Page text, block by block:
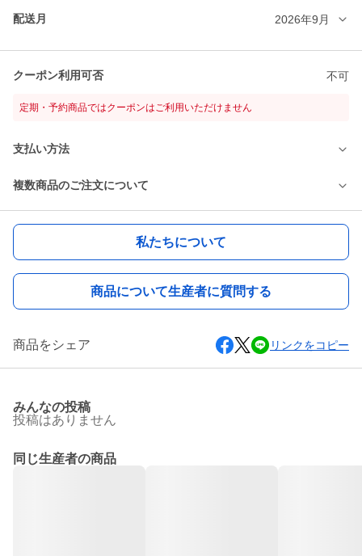
配送月 2026年9月
クーポン利用可否 不可
定期・予約商品ではクーポンはご利用いただけません
支払い方法
複数商品のご注文について
私たちについて
商品について生産者に質問する
商品をシェア リンクをコピー
みんなの投稿
投稿はありません
同じ生産者の商品